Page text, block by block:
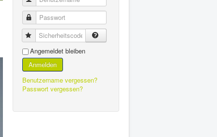
Passwort
Sicherheitscode
Angemeldet bleiben
Anmelden
Benutzername vergessen?
Passwort vergessen?